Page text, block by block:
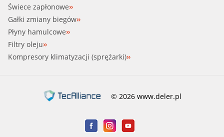
Świece zapłonowe
Gałki zmiany biegów
Płyny hamulcowe
Filtry oleju
Kompresory klimatyzacji (sprężarki)
© 2026 www.deler.pl